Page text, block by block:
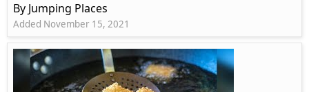
By Jumping Places
Added November 15, 2021